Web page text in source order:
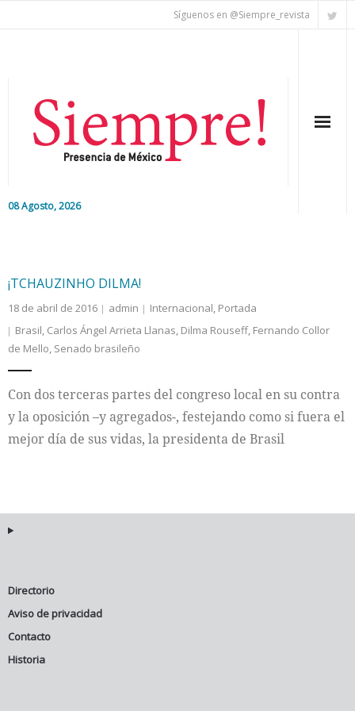
Síguenos en @Siempre_revista
08 Agosto, 2026
Nacional
Colaboradores
Internacional
Cultura
¡TCHAUZINHO DILMA!
18 de abril de 2016 admin Internacional, Portada
Brasil, Carlos Ángel Arrieta Llanas, Dilma Rouseff, Fernando Collor
de Mello, Senado brasileño
Con dos terceras partes del congreso local en su contra
y la oposición –y agregados-, festejando como si fuera el
mejor día de sus vidas, la presidenta de Brasil
Directorio
Aviso de privacidad
Contacto
Historia